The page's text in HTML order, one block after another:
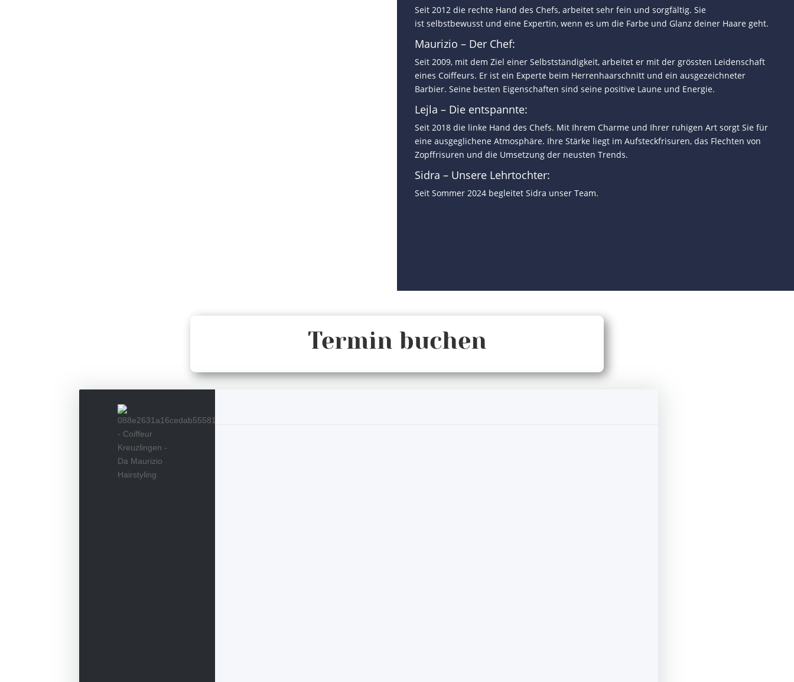
Seit 2012 die rechte Hand des Chefs, arbeitet sehr fein und sorgfältig. Sie
ist selbstbewusst und eine Expertin, wenn es um die Farbe und Glanz deiner Haare geht.
Maurizio – Der Chef:
Seit 2009, mit dem Ziel einer Selbstständigkeit, arbeitet er mit der grössten Leidenschaft
eines Coiffeurs. Er ist ein Experte beim Herrenhaarschnitt und ein ausgezeichneter
Barbier. Seine besten Eigenschaften sind seine positive Laune und Energie.
Lejla – Die entspannte:
Seit 2018 die linke Hand des Chefs. Mit Ihrem Charme und Ihrer ruhigen Art sorgt Sie für
eine ausgeglichene Atmosphäre. Ihre Stärke liegt im Aufsteckfrisuren, das Flechten von
Zopffrisuren und die Umsetzung der neusten Trends.
Sidra – Unsere Lehrtochter:
Seit Sommer 2024 begleitet Sidra unser Team.
Termin buchen